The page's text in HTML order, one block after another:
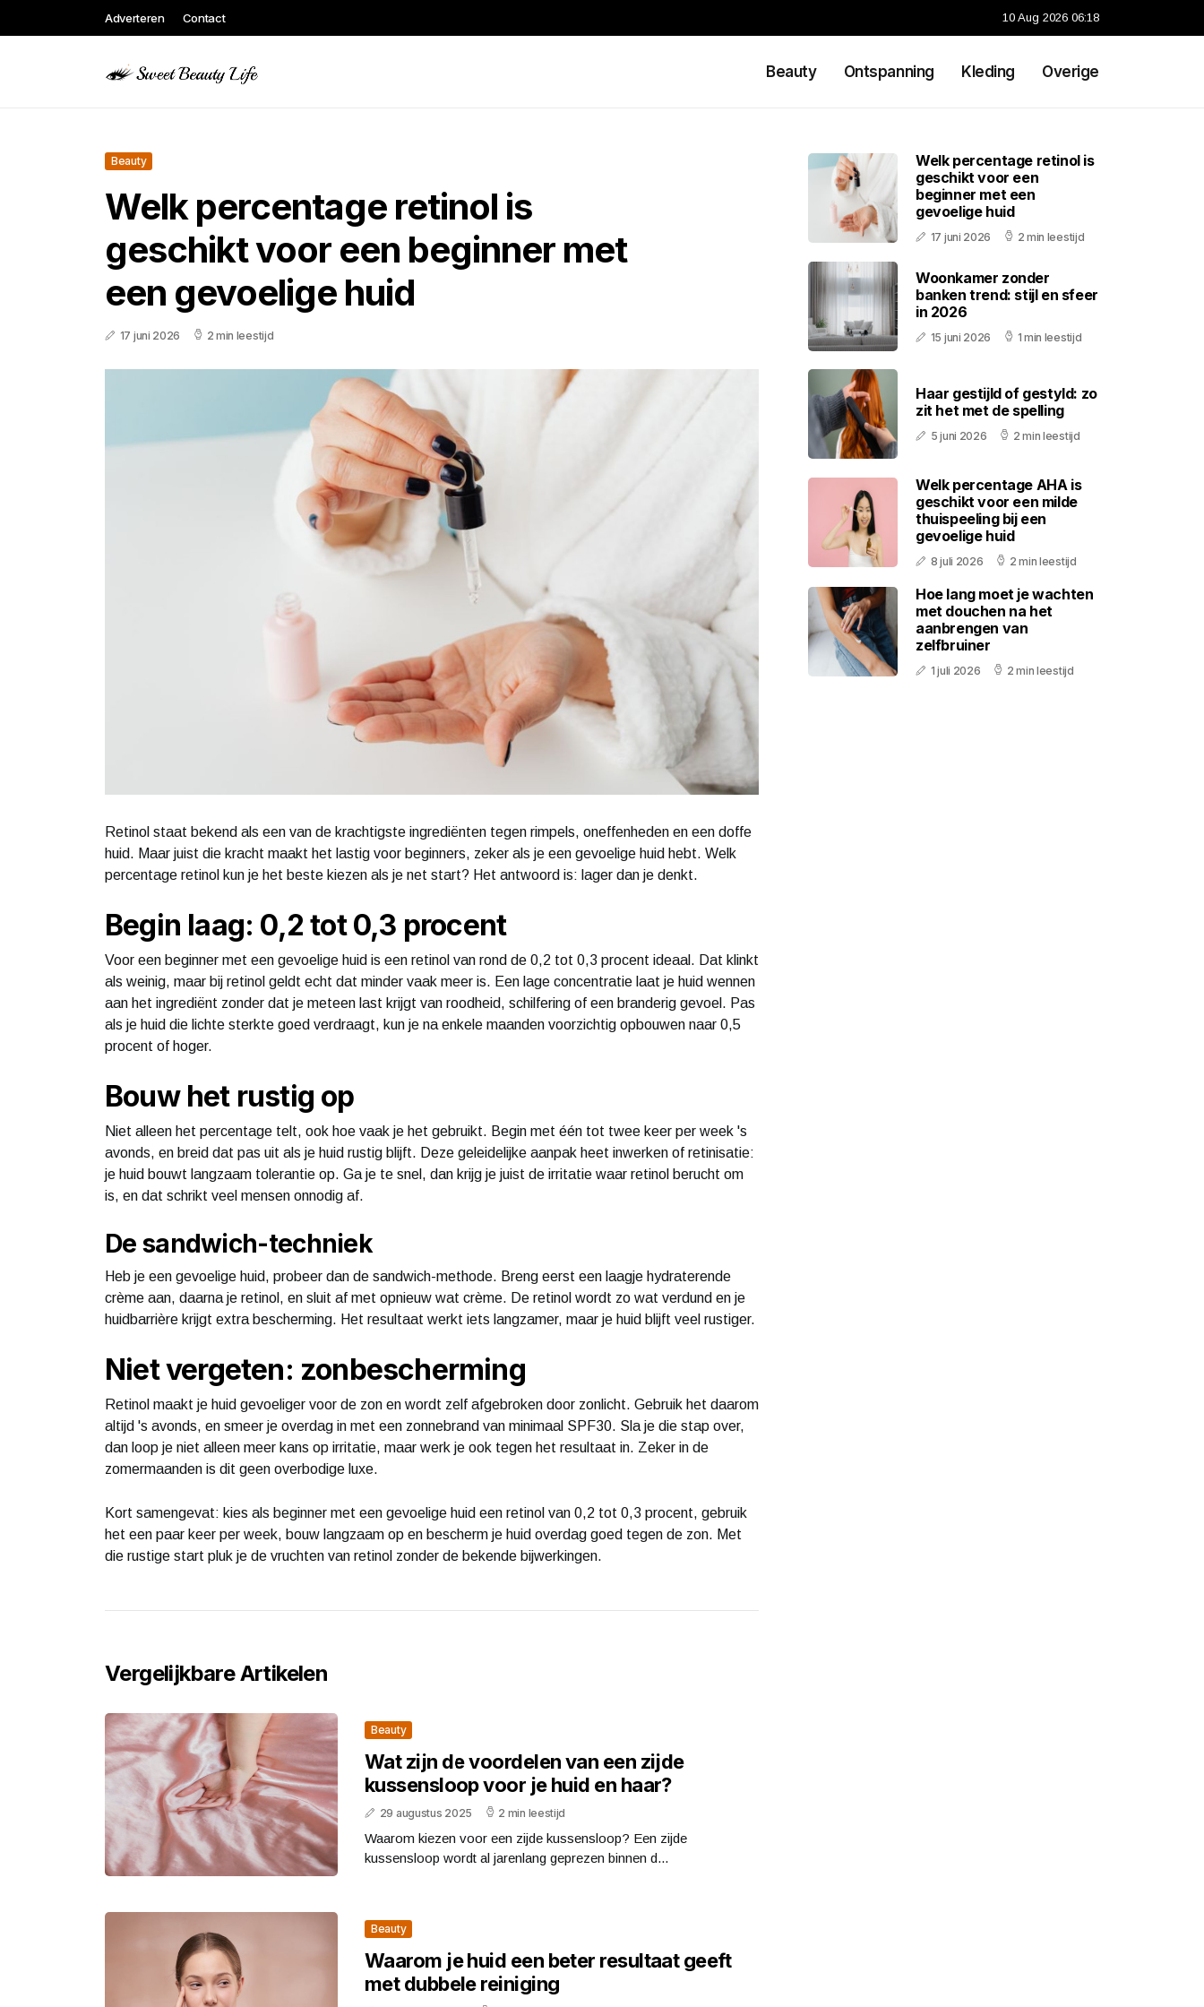
Adverteren Contact 10 Aug 2026 06:18
Beauty Ontspanning Kleding Overige
Beauty
Welk percentage retinol is
geschikt voor een beginner met
een gevoelige huid
17 juni 2026 2 min leestijd
Retinol staat bekend als een van de krachtigste ingrediënten tegen rimpels, oneffenheden en een doffe
huid. Maar juist die kracht maakt het lastig voor beginners, zeker als je een gevoelige huid hebt. Welk
percentage retinol kun je het beste kiezen als je net start? Het antwoord is: lager dan je denkt.
Begin laag: 0,2 tot 0,3 procent
Voor een beginner met een gevoelige huid is een retinol van rond de 0,2 tot 0,3 procent ideaal. Dat klinkt
als weinig, maar bij retinol geldt echt dat minder vaak meer is. Een lage concentratie laat je huid wennen
aan het ingrediënt zonder dat je meteen last krijgt van roodheid, schilfering of een branderig gevoel. Pas
als je huid die lichte sterkte goed verdraagt, kun je na enkele maanden voorzichtig opbouwen naar 0,5
procent of hoger.
Bouw het rustig op
Niet alleen het percentage telt, ook hoe vaak je het gebruikt. Begin met één tot twee keer per week 's
avonds, en breid dat pas uit als je huid rustig blijft. Deze geleidelijke aanpak heet inwerken of retinisatie:
je huid bouwt langzaam tolerantie op. Ga je te snel, dan krijg je juist de irritatie waar retinol berucht om
is, en dat schrikt veel mensen onnodig af.
De sandwich-techniek
Heb je een gevoelige huid, probeer dan de sandwich-methode. Breng eerst een laagje hydraterende
crème aan, daarna je retinol, en sluit af met opnieuw wat crème. De retinol wordt zo wat verdund en je
huidbarrière krijgt extra bescherming. Het resultaat werkt iets langzamer, maar je huid blijft veel rustiger.
Niet vergeten: zonbescherming
Retinol maakt je huid gevoeliger voor de zon en wordt zelf afgebroken door zonlicht. Gebruik het daarom
altijd 's avonds, en smeer je overdag in met een zonnebrand van minimaal SPF30. Sla je die stap over,
dan loop je niet alleen meer kans op irritatie, maar werk je ook tegen het resultaat in. Zeker in de
zomermaanden is dit geen overbodige luxe.
Kort samengevat: kies als beginner met een gevoelige huid een retinol van 0,2 tot 0,3 procent, gebruik
het een paar keer per week, bouw langzaam op en bescherm je huid overdag goed tegen de zon. Met
die rustige start pluk je de vruchten van retinol zonder de bekende bijwerkingen.
Vergelijkbare Artikelen
Beauty
Wat zijn de voordelen van een zijde
kussensloop voor je huid en haar?
29 augustus 2025 2 min leestijd
Waarom kiezen voor een zijde kussensloop? Een zijde
kussensloop wordt al jarenlang geprezen binnen d...
Beauty
Waarom je huid een beter resultaat geeft
met dubbele reiniging
Welk percentage retinol is
geschikt voor een
beginner met een
gevoelige huid
17 juni 2026 2 min leestijd
Woonkamer zonder
banken trend: stijl en sfeer
in 2026
15 juni 2026 1 min leestijd
Haar gestijld of gestyld: zo
zit het met de spelling
5 juni 2026 2 min leestijd
Welk percentage AHA is
geschikt voor een milde
thuispeeling bij een
gevoelige huid
8 juli 2026 2 min leestijd
Hoe lang moet je wachten
met douchen na het
aanbrengen van
zelfbruiner
1 juli 2026 2 min leestijd